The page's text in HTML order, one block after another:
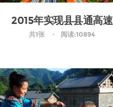
2015年实现县县通高速
共1张 阅读:10894